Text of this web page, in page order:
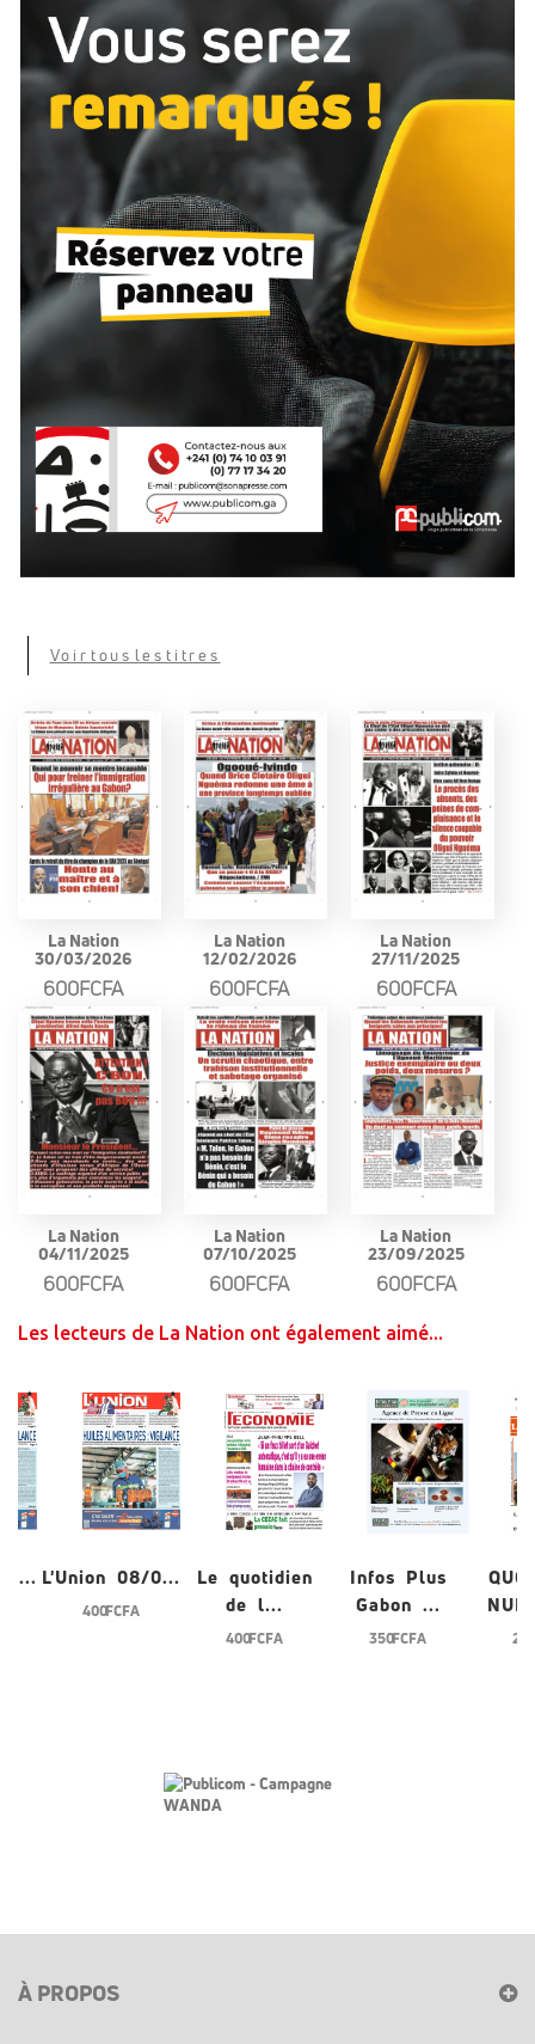
Voir tous les titres
La Nation
30/03/2026
600FCFA
La Nation
12/02/2026
600FCFA
La Nation
27/11/2025
600FCFA
La Nation
04/11/2025
600FCFA
La Nation
07/10/2025
600FCFA
La Nation
23/09/2025
600FCFA
Les lecteurs de La Nation ont également aimé...
0... L'Union 08/0...
400 FCFA
Le quotidien
de l...
400 FCFA
Infos Plus
Gabon ...
350 FCFA
À PROPOS